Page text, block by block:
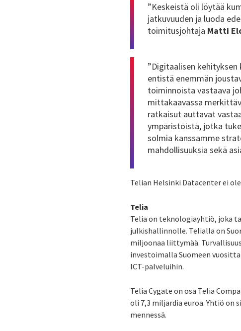
”Keskeistä oli löytää
jatkuvuuden ja luoda
toimitusjohtaja Matti
”Digitaalisen
entistä enemmän
toiminnoista vastaava
mittakaavassa
ratkaisut auttavat
ympäristöistä, jotka
solmia kanssamme
mahdollisuuksia sekä
Telian Helsinki Datacenter ei
Telia
Telia on teknologiayhtiö, joka
julkishallinnolle. Telialla on
miljoonaa liittymää.
investoimalla Suomeen
ICT-palveluihin.
Telia Cygate on osa Telia
oli 7,3 miljardia euroa. Yhtiö
mennessä.